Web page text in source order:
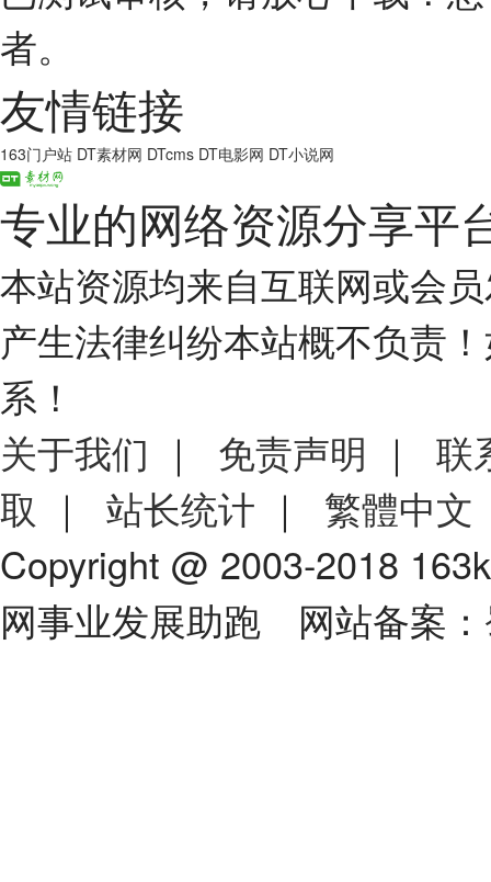
者。
友情链接
163门户站 DT素材网 DTcms DT电影网 DT小说网
专业的网络资源分享平
本站资源均来自互联网或会
产生法律纠纷本站概不负责
系！
关于我们 ｜ 免责声明 ｜ 联
取 ｜ 站长统计 ｜ 繁體中文
Copyright @ 2003-2018
网事业发展助跑 网站备案：